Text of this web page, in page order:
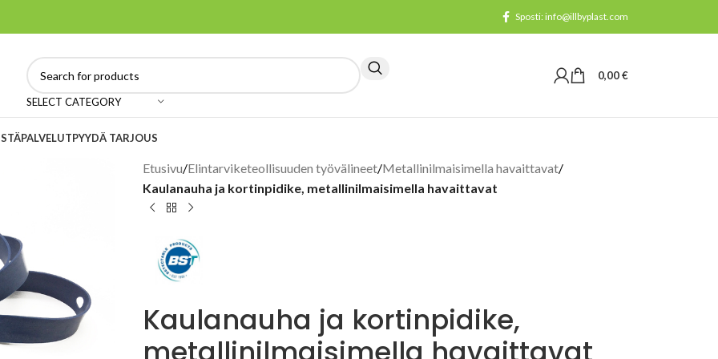
Sposti: info@illbyplast.com
SELECT CATEGORY
0,00€
PALVELUTPYYDÄ TARJOUS
Etusivu/Elintarviketeollisuuden työvälineet/Metallinilmaisimella havaittavat/
Kaulanauha ja kortinpidike, metallinilmaisimella havaittavat
Kaulanauha ja kortinpidike,